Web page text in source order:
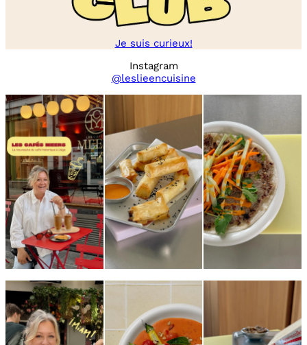
Je suis curieux!
Instagram
@leslieencuisine